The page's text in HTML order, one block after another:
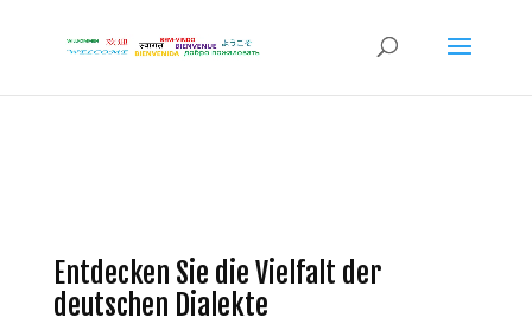
Entdecken Sie die Vielfalt der
deutschen Dialekte